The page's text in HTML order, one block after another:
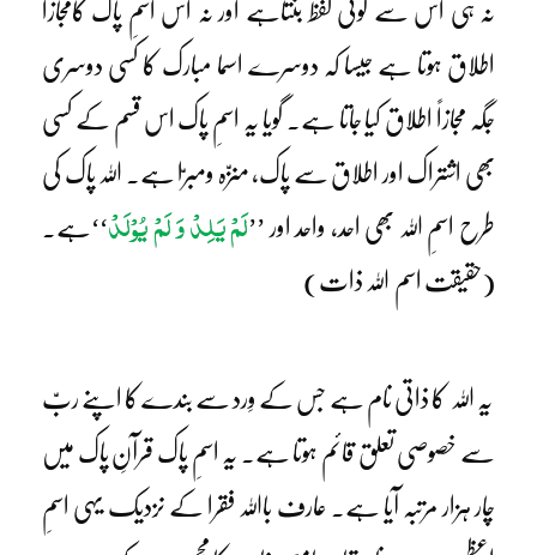
نہ ہی اس سے کوئی لفظ بنتاہے اور نہ اس اسمِ پاک کامجازاً
اطلاق ہوتا ہے جیسا کہ دوسرے اسما مبارک کا کسی دوسری
جگہ مجازاً اطلاق کیا جاتا ہے۔ گویا یہ اسمِ پاک اس قسم کے کسی
بھی اشتراک اور اطلاق سے پاک، منزّہ ومبرّا ہے۔ اللہ پاک کی
طرح اسمِ اللہ بھی احد، واحد اور ’’لَمْ یَلِدْ وَ لَمْ یُوْلَدْ‘‘ہے۔
(حقیقت اسم اللہ ذات)
یہ اللہ کا ذاتی نام ہے جس کے وِرد سے بندے کا اپنے ربّ
سے خصوصی تعلق قائم ہوتا ہے۔ یہ اسمِ پاک قرآنِ پاک میں
چار ہزار مرتبہ آیا ہے۔ عارف باﷲ فقرا کے نزدیک یہی اسمِ